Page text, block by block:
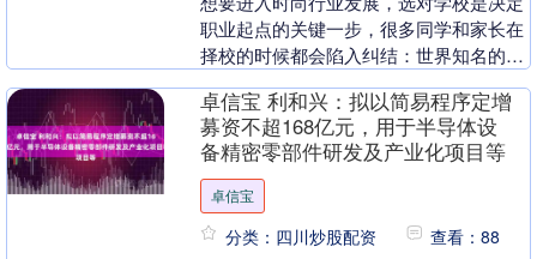
职业起点的关键一步，很多同学和家长在
择校的时候都会陷入纠结：世界知名的时
和教学质量？今天....
卓信宝 利和兴：拟以简易程序定增
募资不超168亿元，用于半导体设
备精密零部件研发及产业化项目等
卓信宝
分类：四川炒股配资 查看：88